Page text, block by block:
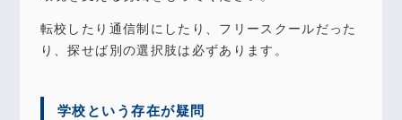
転校したり通信制にしたり、フリースクールだった
り、探せば別の選択肢は必ずあります。
学校という存在が疑問